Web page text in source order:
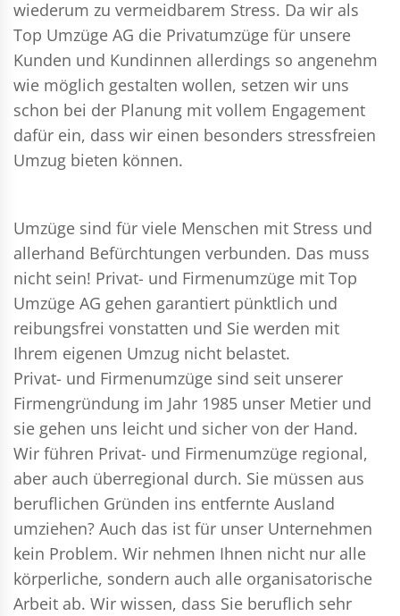
wiederum zu vermeidbarem Stress. Da wir als
Top Umzüge AG die Privatumzüge für unsere
Kunden und Kundinnen allerdings so angenehm
wie möglich gestalten wollen, setzen wir uns
schon bei der Planung mit vollem Engagement
dafür ein, dass wir einen besonders stressfreien
Umzug bieten können.
Umzüge sind für viele Menschen mit Stress und
allerhand Befürchtungen verbunden. Das muss
nicht sein! Privat- und Firmenumzüge mit Top
Umzüge AG gehen garantiert pünktlich und
reibungsfrei vonstatten und Sie werden mit
Ihrem eigenen Umzug nicht belastet.
Privat- und Firmenumzüge sind seit unserer
Firmengründung im Jahr 1985 unser Metier und
sie gehen uns leicht und sicher von der Hand.
Wir führen Privat- und Firmenumzüge regional,
aber auch überregional durch. Sie müssen aus
beruflichen Gründen ins entfernte Ausland
umziehen? Auch das ist für unser Unternehmen
kein Problem. Wir nehmen Ihnen nicht nur alle
körperliche, sondern auch alle organisatorische
Arbeit ab. Wir wissen, dass Sie beruflich sehr